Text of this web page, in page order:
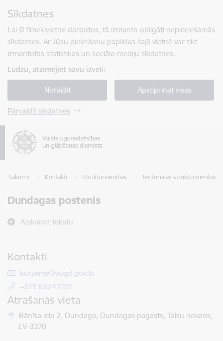
Sīkdatnes
Lai šī tīmekļvietne darbotos, tā izmanto obligāti nepieciešamās
sīkdatnes. Ar Jūsu piekrišanu papildus šajā vietnē var tikt
izmantotas statistikas un sociālo mediju sīkdatnes.
Lūdzu, atzīmējiet savu izvēli:
Noraidīt Apstiprināt visas
Pārvaldīt sīkdatnes
Sākums Kontakti Struktūrvienības Teritoriālās struktūrvienības
Dundagas postenis
Atskaņot tekstu
Kontakti
E-pasts:
kurzeme@vugd.gov.lv
+371 63242101
Atrašanās vieta
Bānīša iela 2, Dundaga, Dundagas pagasts, Talsu novads,
LV-3270